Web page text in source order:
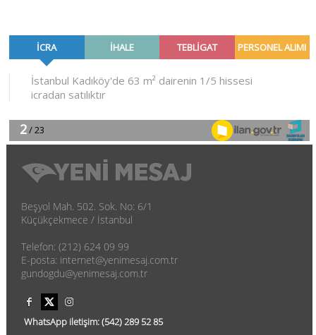
Beşyol Mah. 502. Sok. No: 6/1
Küçükçekmece / İstanbul
Telefon: (212) 624 09 99
E-posta: internet@yenimesaj.com.tr
gundogdu@yenimesaj.com.tr
WhatsApp iletişim:(542)289 52 85